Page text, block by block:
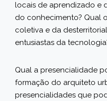
locais de aprendizado e
do conhecimento? Qual
coletiva e da
entusiastas da
Qual a presencialidade
formação do arquiteto
presencialidades que